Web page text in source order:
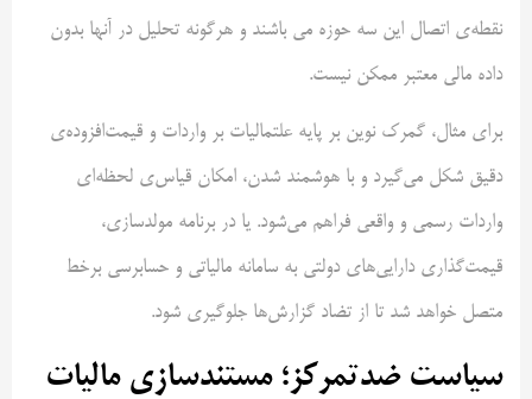
نقطه‌ی اتصال این سه حوزه می باشند و هرگونه تحلیل در آنها بدون
داده مالی معتبر ممکن نیست.
برای مثال، گمرک نوین بر پایه علتمالیات بر واردات و قیمت‌افزوده‌ی
دقیق شکل می‌گیرد و با هوشمند شدن، امکان قیاس‌ی لحظه‌ای
واردات رسمی و واقعی فراهم می‌شود. یا در برنامه مولدسازی،
قیمت‌گذاری دارایی‌های دولتی به سامانه مالیاتی و حسابرسی برخط
متصل خواهد شد تا از تضاد گزارش‌ها جلوگیری شود.
سیاست ضدتمرکز؛ مستندسازی مالیات